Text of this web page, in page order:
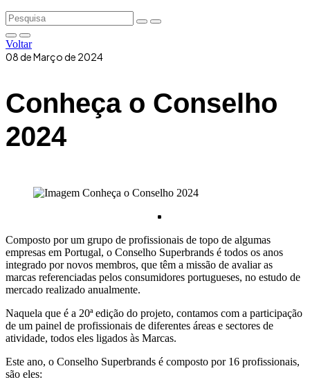
Voltar
08 de Março de 2024
Conheça o Conselho
2024
Composto por um grupo de profissionais de topo de algumas
empresas em Portugal, o Conselho Superbrands é todos os anos
integrado por novos membros, que têm a missão de avaliar as
marcas referenciadas pelos consumidores portugueses, no estudo de
mercado realizado anualmente.
Naquela que é a 20ª edição do projeto, contamos com a participação
de um painel de profissionais de diferentes áreas e sectores de
atividade, todos eles ligados às Marcas.
Este ano, o Conselho Superbrands é composto por 16 profissionais,
são eles: